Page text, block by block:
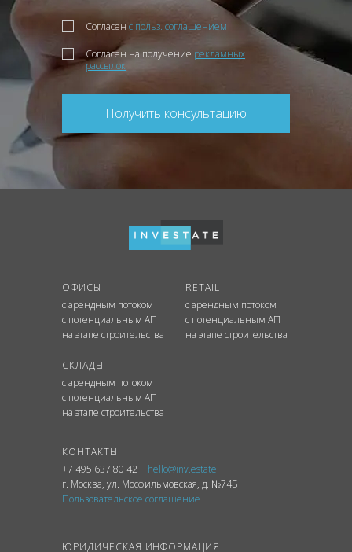
Согласен с польз. соглашением
Согласен на получение рекламных
рассылок
Получить консультацию
ОФИСЫ
с арендным потоком
с потенциальным АП
на этапе строительства
RETAIL
с арендным потоком
с потенциальным АП
на этапе строительства
СКЛАДЫ
с арендным потоком
с потенциальным АП
на этапе строительства
КОНТАКТЫ
+7 495 637 80 42
hello@inv.estate
г. Москва, ул. Мосфильмовская, д. №74Б
Пользовательское соглашение
ЮРИДИЧЕСКАЯ ИНФОРМАЦИЯ